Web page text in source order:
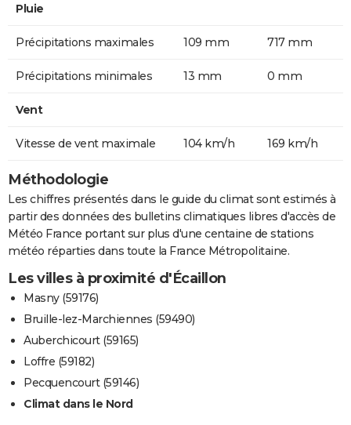
Pluie
Précipitations maximales 109 mm 717 mm
Précipitations minimales 13 mm 0 mm
Vent
Vitesse de vent maximale 104 km/h 169 km/h
Méthodologie
Les chiffres présentés dans le guide du climat sont estimés à
partir des données des bulletins climatiques libres d'accès de
Météo France portant sur plus d'une centaine de stations
météo réparties dans toute la France Métropolitaine.
Les villes à proximité d'Écaillon
Masny (59176)
Bruille-lez-Marchiennes (59490)
Auberchicourt (59165)
Loffre (59182)
Pecquencourt (59146)
Climat dans le Nord